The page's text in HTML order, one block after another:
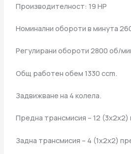
Производителност: 19 HP
Номинални обороти в минута
Регулирани обороти 2800 об/
Общ работен обем 1330 ccm.
Задвижване на 4 колела.
Предна трансмисия – 12 (3x2x2)
Задна трансмисия – 4 (1x2x2)